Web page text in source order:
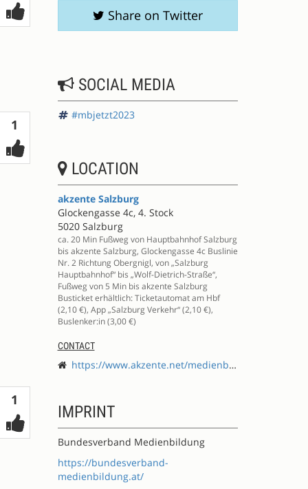
1
1
Share on Twitter
SOCIAL MEDIA
#mbjetzt2023
LOCATION
akzente Salzburg
Glockengasse 4c, 4. Stock
5020 Salzburg
ca. 20 Min Fußweg von Hauptbahnhof Salzburg
bis akzente Salzburg, Glockengasse 4c Buslinie
Nr. 2 Richtung Obergnigl, von „Salzburg
Hauptbahnhof“ bis „Wolf-Dietrich-Straße“,
Fußweg von 5 Min bis akzente Salzburg
Busticket erhältlich: Ticketautomat am Hbf
(2,10 €), App „Salzburg Verkehr“ (2,10 €),
Buslenker:in (3,00 €)
CONTACT
https://www.akzente.net/medienbildung
IMPRINT
Bundesverband Medienbildung
https://bundesverband-
medienbildung.at/